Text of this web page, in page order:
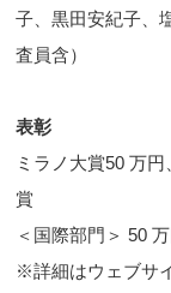
子、黒田安紀子、
査員含）
表彰
ミラノ大賞50 万
賞
＜国際部門＞ 50
※詳細はウェブサ